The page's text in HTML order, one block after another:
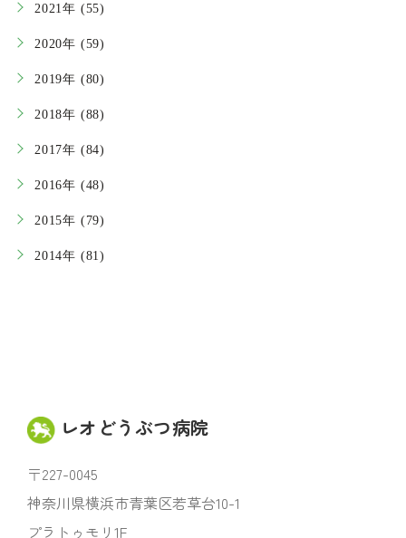
2021年 (55)
2020年 (59)
2019年 (80)
2018年 (88)
2017年 (84)
2016年 (48)
2015年 (79)
2014年 (81)
レオどうぶつ病院
〒227-0045
神奈川県横浜市青葉区若草台10-1
プラトゥモリ1F